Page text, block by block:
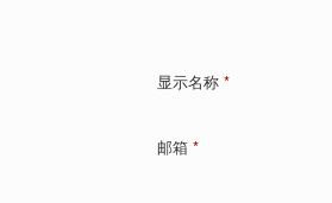
显示名称 *
邮箱 *